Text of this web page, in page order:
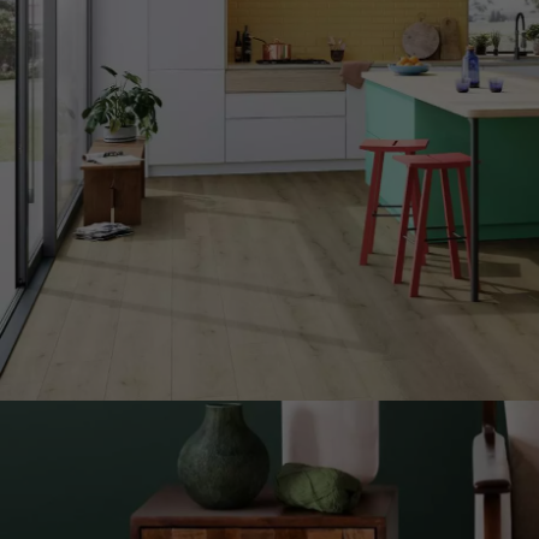
ACCESSOIRES
PARQUET D'INTÉRIEUR
Nos experts